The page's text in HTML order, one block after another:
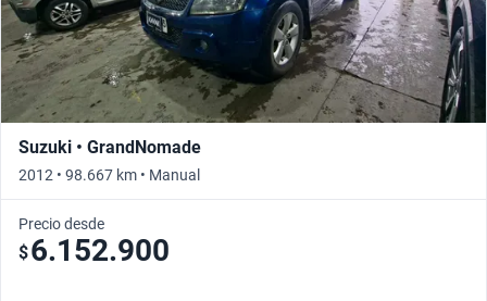
Suzuki • GrandNomade
2012 • 98.667 km • Manual
Precio desde
$6.152.900